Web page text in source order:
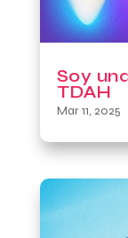
Soy
TDAH
Mar 11, 2025